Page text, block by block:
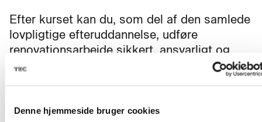
Denne hjemmeside bruger cookies
Efter kurset kan du, som del af den samlede
lovpligtige efteruddannelse, udføre
renovationsarbejde sikkert, ansvarligt og
professionelt i overensstemmelse med